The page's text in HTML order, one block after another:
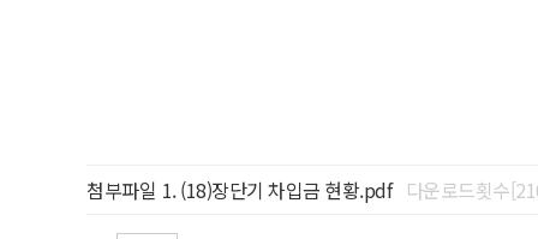
첨부파일 (18)장단기 차입금 현황.pdf 다운로드횟수